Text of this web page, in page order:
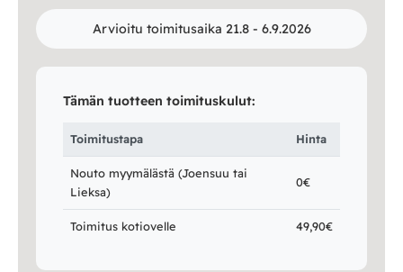
Arvioitu toimitusaika 21.8 - 6.9.2026
Tämän tuotteen toimituskulut:
Toimitustapa Hinta
Nouto myymälästä (Joensuu tai
Lieksa)
0€
Toimitus kotiovelle 49,90€